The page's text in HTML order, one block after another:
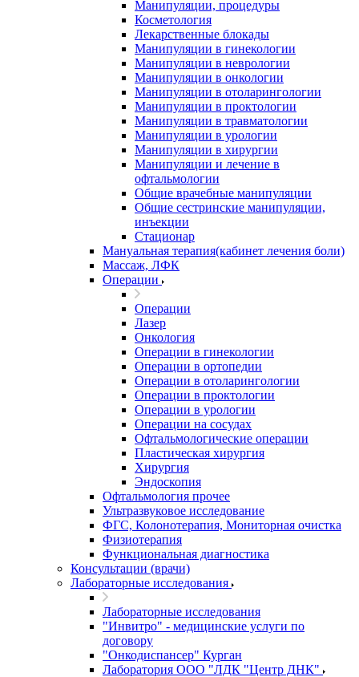
Манипуляции, процедуры
Косметология
Лекарственные блокады
Манипуляции в гинекологии
Манипуляции в неврологии
Манипуляции в онкологии
Манипуляции в отоларингологии
Манипуляции в проктологии
Манипуляции в травматологии
Манипуляции в урологии
Манипуляции в хирургии
Манипуляции и лечение в
офтальмологии
Общие врачебные манипуляции
Общие сестринские манипуляции,
инъекции
Стационар
Мануальная терапия(кабинет лечения боли)
Массаж, ЛФК
Операции
Операции
Лазер
Онкология
Операции в гинекологии
Операции в ортопедии
Операции в отоларингологии
Операции в проктологии
Операции в урологии
Операции на сосудах
Офтальмологические операции
Пластическая хирургия
Хирургия
Эндоскопия
Офтальмология прочее
Ультразвуковое исследование
ФГС, Колонотерапия, Мониторная очистка
Физиотерапия
Функциональная диагностика
Консультации (врачи)
Лабораторные исследования
Лабораторные исследования
"Инвитро" - медицинские услуги по
договору
"Онкодиспансер" Курган
Лаборатория ООО "ЛДК "Центр ДНК"